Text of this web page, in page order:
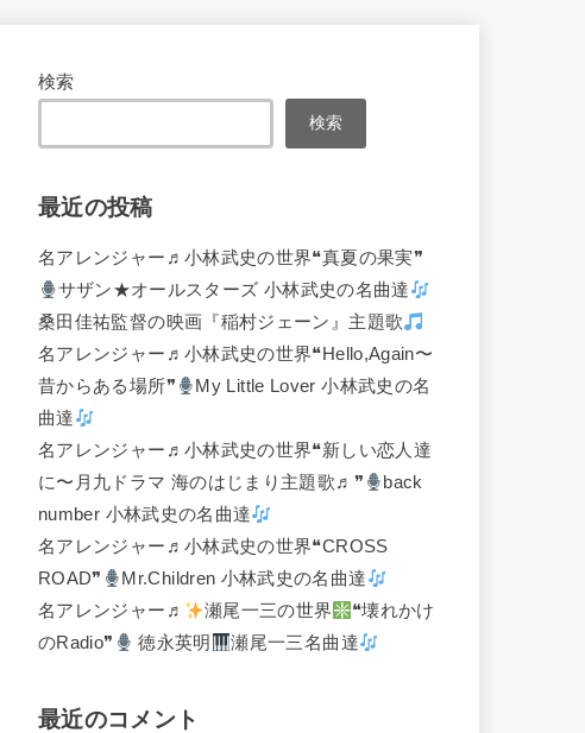
検索
検索
最近の投稿
名アレンジャー♬ 小林武史の世界❝真夏の果実❞
サザン★オールスターズ 小林武史の名曲達
桑田佳祐監督の映画『稲村ジェーン』主題歌
名アレンジャー♬ 小林武史の世界❝Hello,Again〜
昔からある場所❞
My Little Lover 小林武史の名
曲達
名アレンジャー♬ 小林武史の世界❝新しい恋人達
に〜月九ドラマ 海のはじまり主題歌♬❞
back
number 小林武史の名曲達
名アレンジャー♬ 小林武史の世界❝CROSS
ROAD❞
Mr.Children 小林武史の名曲達
名アレンジャー♬
瀬尾一三の世界
❝壊れかけ
のRadio❞
徳永英明 瀬尾一三名曲達
最近のコメント